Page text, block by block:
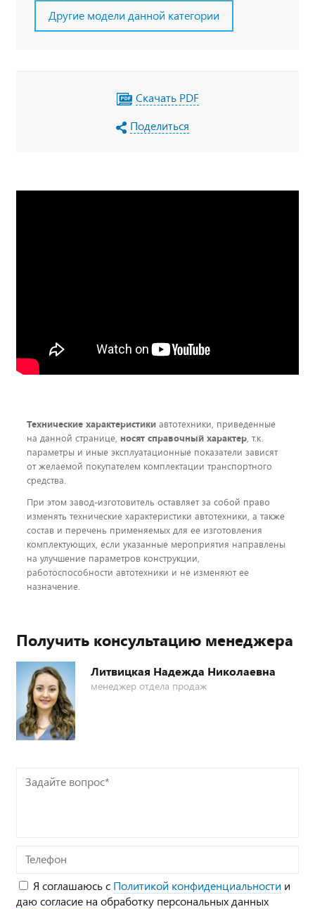
Другие модели данной категории
Скачать PDF
Поделиться
Технические характеристики автотехники, приведенные
на данной странице, носят справочный характер, т.к.
параметры и иные эксплуатационные показатели зависят
от желаемой покупателем комплектации транспортного
средства.
При этом завод-изготовитель оставляет за собой право
изменять технические характеристики автотехники, а также
состав и перечень применяемых для ее изготовления
комплектующих, если указанные мероприятия направлены
на улучшение параметров конструкции,
работоспособности автотехники и не изменяют ее
назначение.
Получить консультацию менеджера
Литвицкая Надежда Николаевна
менеджер отдела продаж
Задайте
вопрос*
Телефон
Я соглашаюсь с Политикой конфиденциальности и
даю согласие на обработку персональных данных